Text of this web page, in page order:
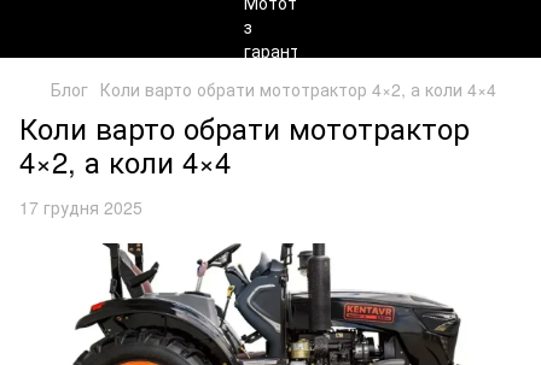
Блог Коли варто обрати мототрактор 4×2, а коли 4×4
Коли варто обрати мототрактор
4×2, а коли 4×4
17 грудня 2025